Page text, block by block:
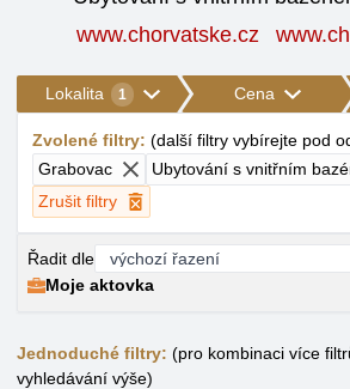
www.chorvatske.cz
Lokalita 1 Cena
Zvolené filtry: (další filtry vybírejte pod
Grabovac
Ubytování s vnitřním
Zrušit filtry
Řadit dle
Moje aktovka
Jednoduché filtry: (pro kombinaci více
vyhledávání výše)